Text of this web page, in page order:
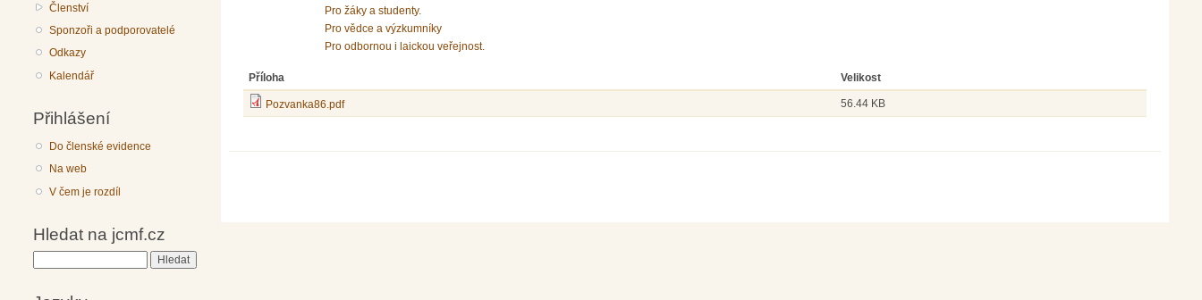
Členství
Sponzoři a podporovatelé
Odkazy
Kalendář
Přihlášení
Do členské evidence
Na web
V čem je rozdíl
Hledat na jcmf.cz
Pro žáky a studenty.
Pro vědce a výzkumníky
Pro odbornou i laickou veřejnost.
Příloha Velikost
Pozvanka86.pdf 56.44 KB